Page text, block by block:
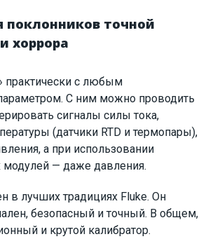
поклонников точной
хоррора
практически с любым
С ним можно проводить
сигналы силы тока,
(датчики RTD и термопары),
а при использовании
модулей — даже давления.
в лучших традициях Fluke. Он
безопасный и точный. В общем,
и крутой калибратор.